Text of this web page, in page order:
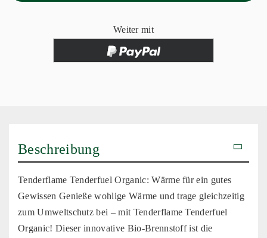
Weiter mit
Beschreibung
Tenderflame Tenderfuel Organic: Wärme für ein gutes
Gewissen Genieße wohlige Wärme und trage gleichzeitig
zum Umweltschutz bei – mit Tenderflame Tenderfuel
Organic! Dieser innovative Bio-Brennstoff ist die